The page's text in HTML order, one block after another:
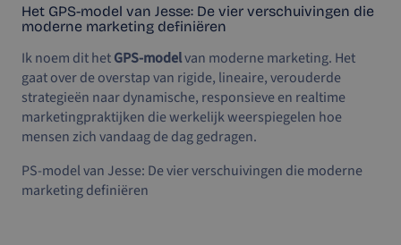
Het GPS-model van Jesse: De vier verschuivingen die
moderne marketing definiëren
Ik noem dit hetGPS-modelvan moderne marketing. Het
gaat over de overstap van rigide, lineaire, verouderde
strategieën naar dynamische, responsieve en realtime
marketingpraktijken die werkelijk weerspiegelen hoe
mensen zich vandaag de dag gedragen.
PS-model van Jesse: De vier verschuivingen die moderne
marketing definiëren